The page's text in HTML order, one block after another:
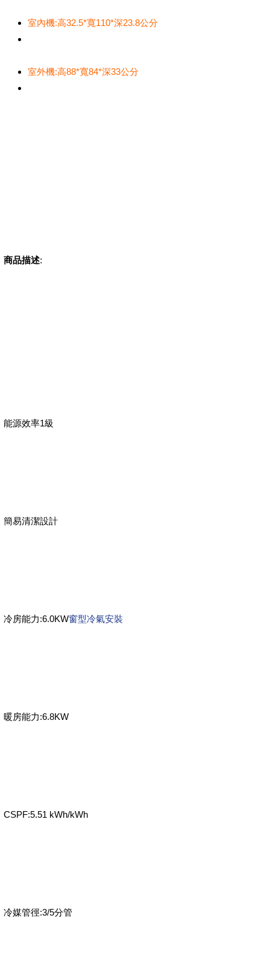
室內機:高32.5*寬110*深23.8公分
室外機:高88*寬84*深33公分
商品描述:
能源效率1級
簡易清潔設計
冷房能力:6.0KW窗型冷氣安裝
暖房能力:6.8KW
CSPF:5.51 kWh/kWh
冷媒管徑:3/5分管